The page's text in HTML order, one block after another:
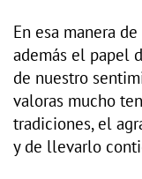
En esa manera
además el papel
de nuestro
valoras mucho
tradiciones, el
y de llevarlo